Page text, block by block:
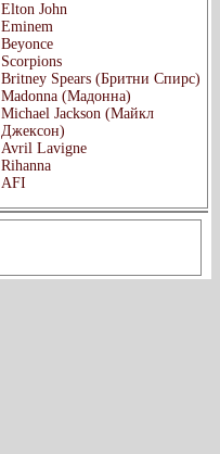
Elton John
Eminem
Beyonce
Scorpions
Britney Spears (Бритни Спирс)
Madonna (Мадонна)
Michael Jackson (Майкл
Джексон)
Avril Lavigne
Rihanna
AFI